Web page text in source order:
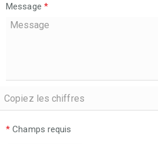
Message *
* Champs requis